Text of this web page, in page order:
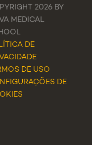
2026 BY
MEDICAL
DE
DE USO
DE